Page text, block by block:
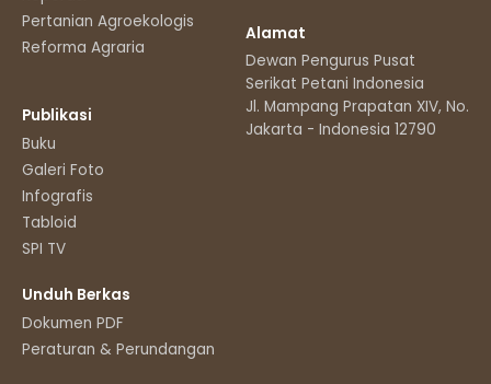
Pertanian Agroekologis
Reforma Agraria
Publikasi
Buku
Galeri Foto
Infografis
Tabloid
SPI TV
Unduh Berkas
Dokumen PDF
Peraturan & Perundangan
Alamat
Dewan Pengurus Pusat
Serikat Petani Indonesia
Jl. Mampang Prapatan XIV, No.11
Jakarta - Indonesia 12790